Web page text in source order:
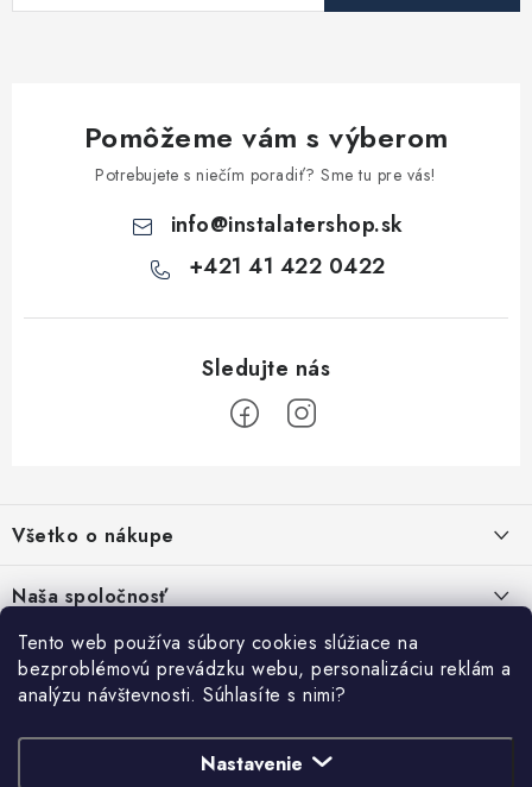
Tento web používa súbory cookies slúžiace na
bezproblémovú prevádzku webu, personalizáciu reklám a
analýzu návštevnosti. Súhlasíte s nimi?
Nastavenie
Pomôžeme vám s výberom
Potrebujete s niečím poradiť? Sme tu pre vás!
info@instalatershop.sk
+421 41 422 0422
p
ä
t
Všetko o nákupe
Kontakty
Obchodné podmienky
Podmienky ochrany osobných údajov
Naša spoločnosť
SHOWROOM - poradňa pre vaše projekty
PREDAJŇA - Raková
Stabilná spoločnosť od roku 2009
Prihlásenie
E-mail
HĽADAŤ